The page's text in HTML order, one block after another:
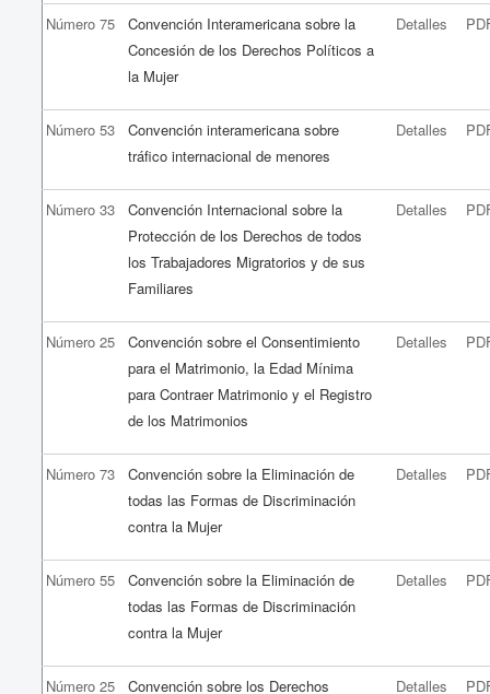
Número 75
Convención Interamericana sobre la
Concesión de los Derechos Políticos a
la Mujer
Detalles
Número 53
Convención interamericana sobre
tráfico internacional de menores
Detalles
Número 33
Convención Internacional sobre la
Protección de los Derechos de todos
los Trabajadores Migratorios y de sus
Familiares
Detalles
Número 25
Convención sobre el Consentimiento
para el Matrimonio, la Edad Mínima
para Contraer Matrimonio y el Registro
de los Matrimonios
Detalles
Número 73
Convención sobre la Eliminación de
todas las Formas de Discriminación
contra la Mujer
Detalles
Número 55
Convención sobre la Eliminación de
todas las Formas de Discriminación
contra la Mujer
Detalles
Número 25
Convención sobre los Derechos
Detalles